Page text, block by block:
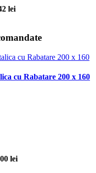
lei
cu Rabatare 200 x 160
lei